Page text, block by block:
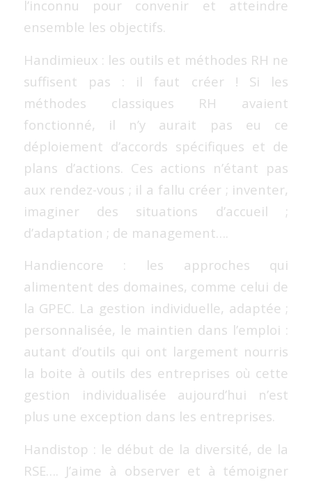
l’inconnu pour convenir et atteindre
ensemble les objectifs.
Handimieux : les outils et méthodes RH ne
suffisent pas : il faut créer ! Si les
méthodes classiques RH avaient
fonctionné, il n’y aurait pas eu ce
déploiement d’accords spécifiques et de
plans d’actions. Ces actions n’étant pas
aux rendez-vous ; il a fallu créer ; inventer,
imaginer des situations d’accueil ;
d’adaptation ; de management….
Handiencore : les approches qui
alimentent des domaines, comme celui de
la GPEC. La gestion individuelle, adaptée ;
personnalisée, le maintien dans l’emploi :
autant d’outils qui ont largement nourris
la boite à outils des entreprises où cette
gestion individualisée aujourd’hui n’est
plus une exception dans les entreprises.
Handistop : le début de la diversité, de la
RSE…. J’aime à observer et à témoigner